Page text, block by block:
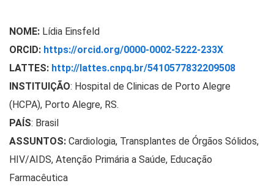
NOME: Lídia Einsfeld
ORCID: https://orcid.org/0000-0002-5222-233X
LATTES: http://lattes.cnpq.br/5410577832209508
INSTITUIÇÃO: Hospital de Clinicas de Porto Alegre
(HCPA), Porto Alegre, RS.
PAÍS: Brasil
ASSUNTOS: Cardiologia, Transplantes de Órgãos Sólidos,
HIV/AIDS, Atenção Primária a Saúde, Educação
Farmacêutica